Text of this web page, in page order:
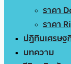
ราคา
ราคา
ปฏิทินเศรษฐ
บทความ